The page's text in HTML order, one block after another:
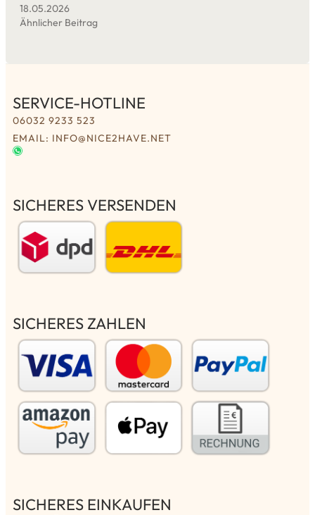
18.05.2026
Ähnlicher Beitrag
SERVICE-HOTLINE
06032 9233 523
EMAIL: INFO@NICE2HAVE.NET
SICHERES VERSENDEN
SICHERES ZAHLEN
SICHERES EINKAUFEN